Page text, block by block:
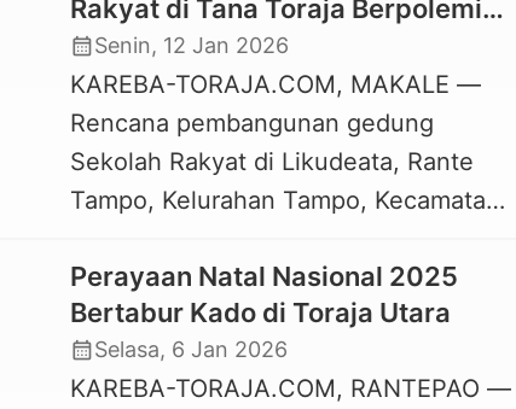
Rakyat di Tana Toraja Berpolemik,
Ahli Waris Mengadu ke DPRD
calendar_monthSenin, 12 Jan 2026
KAREBA-TORAJA.COM, MAKALE —
Rencana pembangunan gedung
Sekolah Rakyat di Likudeata, Rante
Tampo, Kelurahan Tampo, Kecamatan
bermasalah. Pasalnya, sebagian dari
lahan yang akan digunakan diklaim
oleh keluarga Almarhumah Yohana
Sattu Ta’bilangi. Hal itu terungkap saat
Perayaan Natal Nasional 2025
Bertabur Kado di Toraja Utara
calendar_monthSelasa, 6 Jan 2026
KAREBA-TORAJA.COM, RANTEPAO —